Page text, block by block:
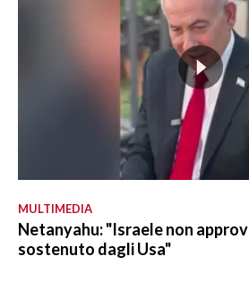
MULTIMEDIA
Netanyahu: "Israele non
sostenuto dagli Usa"